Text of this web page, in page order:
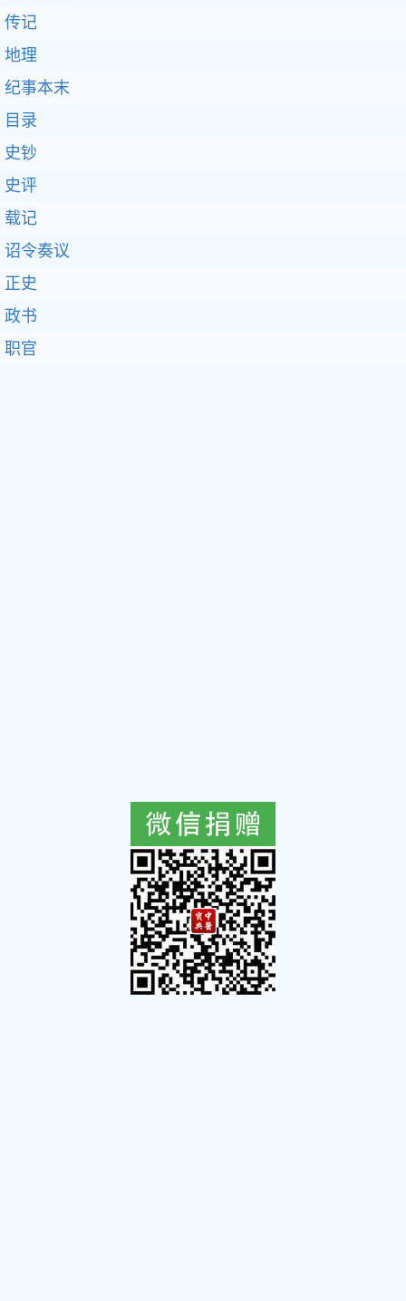
传记
地理
纪事本末
目录
史钞
史评
载记
诏令奏议
正史
政书
职官